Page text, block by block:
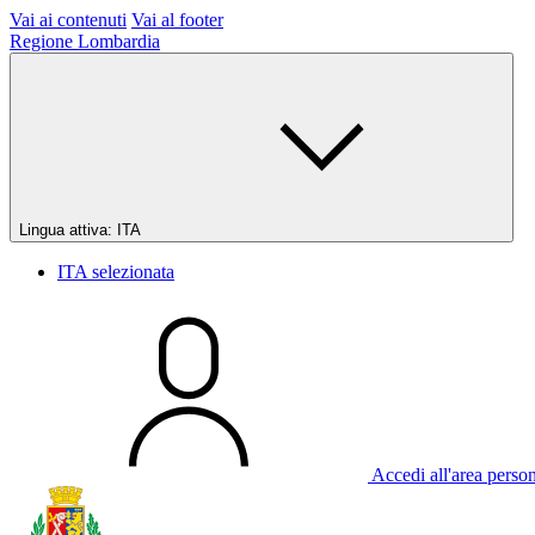
Vai ai contenuti Vai al footer
Regione Lombardia
Lingua attiva: ITA
ITA selezionata
Accedi all'area